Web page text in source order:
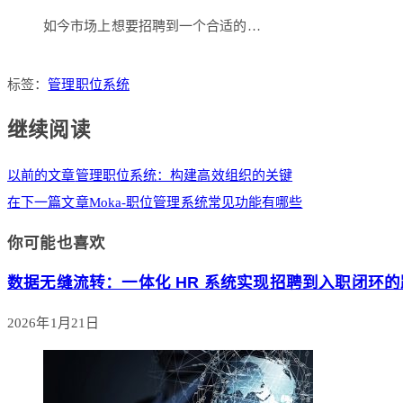
如今市场上想要招聘到一个合适的…
标签：管理职位系统
继续阅读
以前的文章管理职位系统：构建高效组织的关键
在下一篇文章Moka-职位管理系统常见功能有哪些
你可能也喜欢
数据无缝流转：一体化 HR 系统实现招聘到入职闭环
2026年1月21日